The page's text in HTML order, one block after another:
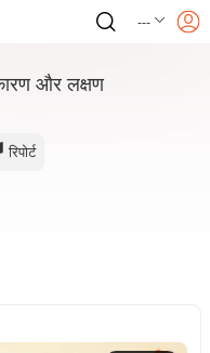
---
कारण और लक्षण
रिपोर्ट